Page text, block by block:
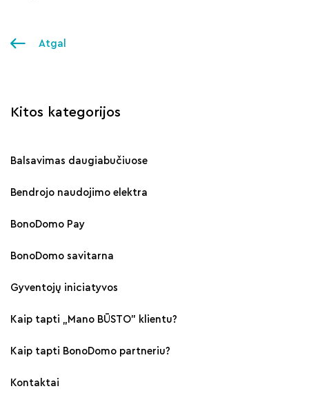
Atgal
Kitos kategorijos
Balsavimas daugiabučiuose
Bendrojo naudojimo elektra
BonoDomo Pay
BonoDomo savitarna
Gyventojų iniciatyvos
Kaip tapti „Mano BŪSTO" klientu?
Kaip tapti BonoDomo partneriu?
Kontaktai